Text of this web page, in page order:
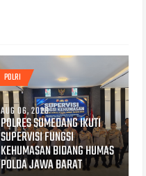
POLRI
AUG 06, 2026
POLRES SUMEDANG IKUTI
SUPERVISI FUNGSI
KEHUMASAN BIDANG HUMAS
POLDA JAWA BARAT